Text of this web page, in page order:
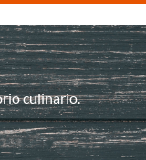
culinario.